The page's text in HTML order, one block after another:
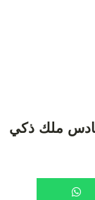
ملك ذكي